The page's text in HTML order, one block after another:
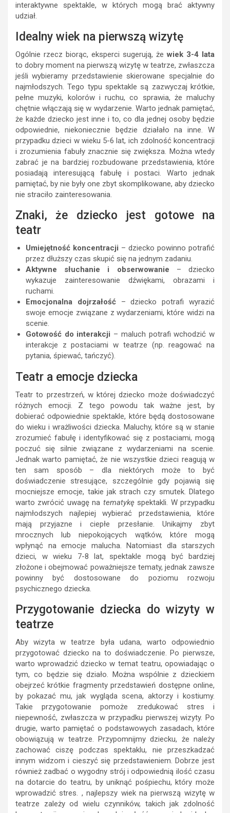
interaktywne spektakle, w których mogą brać aktywny
udział.
Idealny wiek na pierwszą wizytę
Ogólnie rzecz biorąc, eksperci sugerują, żewiek 3-4 lata
to dobry moment na pierwszą wizytę w teatrze, zwłaszcza
jeśli wybieramy przedstawienie skierowane specjalnie do
najmłodszych. Tego typu spektakle są zazwyczaj krótkie,
pełne muzyki, kolorów i ruchu, co sprawia, że maluchy
chętnie włączają się w wydarzenie. Warto jednak pamiętać,
że każde dziecko jest inne i to, co dla jednej osoby będzie
odpowiednie, niekoniecznie będzie działało na inne. W
przypadku dzieci w wieku 5-6 lat, ich zdolność koncentracji
i zrozumienia fabuły znacznie się zwiększa. Można wtedy
zabrać je na bardziej rozbudowane przedstawienia, które
posiadają interesującą fabułę i postaci. Warto jednak
pamiętać, by nie były one zbyt skomplikowane, aby dziecko
nie straciło zainteresowania.
Znaki, że dziecko jest gotowe na
teatr
Umiejętność koncentracji – dziecko powinno potrafić
przez dłuższy czas skupić się na jednym zadaniu.
Aktywne słuchanie i obserwowanie – dziecko
wykazuje zainteresowanie dźwiękami, obrazami i
ruchami.
Emocjonalna dojrzałość– dziecko potrafi wyrazić
swoje emocje związane z wydarzeniami, które widzi na
scenie.
Gotowość do interakcji – maluch potrafi wchodzić w
interakcje z postaciami w teatrze (np. reagować na
pytania, śpiewać, tańczyć).
Teatr a emocje dziecka
Teatr to przestrzeń, w której dziecko może doświadczyć
różnych emocji. Z tego powodu tak ważne jest, by
dobierać odpowiednie spektakle, które będą dostosowane
do wieku i wrażliwości dziecka. Maluchy, które są w stanie
zrozumieć fabułę i identyfikować się z postaciami, mogą
poczuć się silnie związane z wydarzeniami na scenie.
Jednak warto pamiętać, że nie wszystkie dzieci reagują w
ten sam sposób – dla niektórych może to być
doświadczenie stresujące, szczególnie gdy pojawią się
mocniejsze emocje, takie jak strach czy smutek. Dlatego
warto zwrócić uwagę na tematykę spektakli. W przypadku
najmłodszych najlepiej wybierać przedstawienia, które
mają przyjazne i ciepłe przesłanie. Unikajmy zbyt
mrocznych lub niepokojących wątków, które mogą
wpłynąć na emocje malucha. Natomiast dla starszych
dzieci, w wieku 7-8 lat, spektakle mogą być bardziej
złożone i obejmować poważniejsze tematy, jednak zawsze
powinny być dostosowane do poziomu rozwoju
psychicznego dziecka.
Przygotowanie dziecka do wizyty w
teatrze
Aby wizyta w teatrze była udana, warto odpowiednio
przygotować dziecko na to doświadczenie. Po pierwsze,
warto wprowadzić dziecko w temat teatru, opowiadając o
tym, co będzie się działo. Można wspólnie z dzieckiem
obejrzeć krótkie fragmenty przedstawień dostępne online,
by pokazać mu, jak wygląda scena, aktorzy i kostiumy.
Takie przygotowanie pomoże zredukować stres i
niepewność, zwłaszcza w przypadku pierwszej wizyty. Po
drugie, warto pamiętać o podstawowych zasadach, które
obowiązują w teatrze. Przypomnijmy dziecku, że należy
zachować ciszę podczas spektaklu, nie przeszkadzać
innym widzom i cieszyć się przedstawieniem. Dobrze jest
również zadbać o wygodny strój i odpowiednią ilość czasu
na dotarcie do teatru, by uniknąć pośpiechu, który może
wprowadzić stres. , najlepszy wiek na pierwszą wizytę w
teatrze zależy od wielu czynników, takich jak zdolność